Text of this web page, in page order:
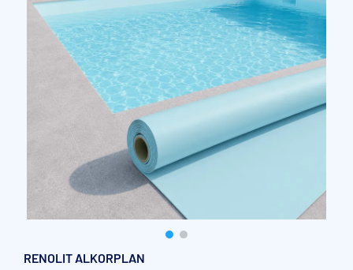
Accessoires et pièces détachées filtration
Pompe de filtration à vitesse variable
Vannes multivoies filtres à sable
Groupe de filtration sur palette
RENOLIT ALKORPLAN